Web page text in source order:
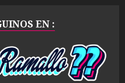
EN :